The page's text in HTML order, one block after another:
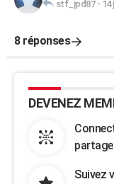
stf_jpd87- 14
8 réponses
DEVENEZ
Suivez